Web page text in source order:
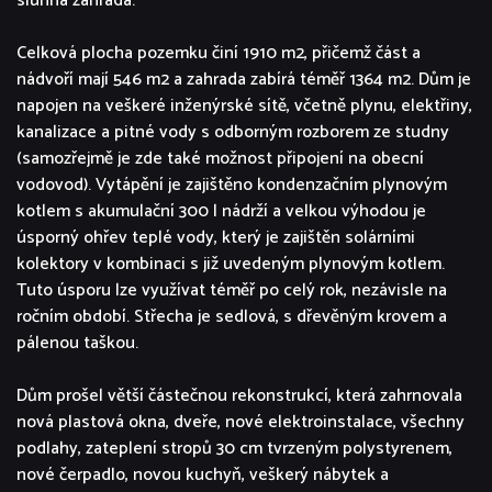
Celková plocha pozemku činí 1910 m2, přičemž část a
nádvoří mají 546 m2 a zahrada zabírá téměř 1364 m2. Dům je
napojen na veškeré inženýrské sítě, včetně plynu, elektřiny,
kanalizace a pitné vody s odborným rozborem ze studny
(samozřejmě je zde také možnost připojení na obecní
vodovod). Vytápění je zajištěno kondenzačním plynovým
kotlem s akumulační 300 l nádrží a velkou výhodou je
úsporný ohřev teplé vody, který je zajištěn solárními
kolektory v kombinaci s již uvedeným plynovým kotlem.
Tuto úsporu lze využívat téměř po celý rok, nezávisle na
ročním období. Střecha je sedlová, s dřevěným krovem a
pálenou taškou.
Dům prošel větší částečnou rekonstrukcí, která zahrnovala
nová plastová okna, dveře, nové elektroinstalace, všechny
podlahy, zateplení stropů 30 cm tvrzeným polystyrenem,
nové čerpadlo, novou kuchyň, veškerý nábytek a